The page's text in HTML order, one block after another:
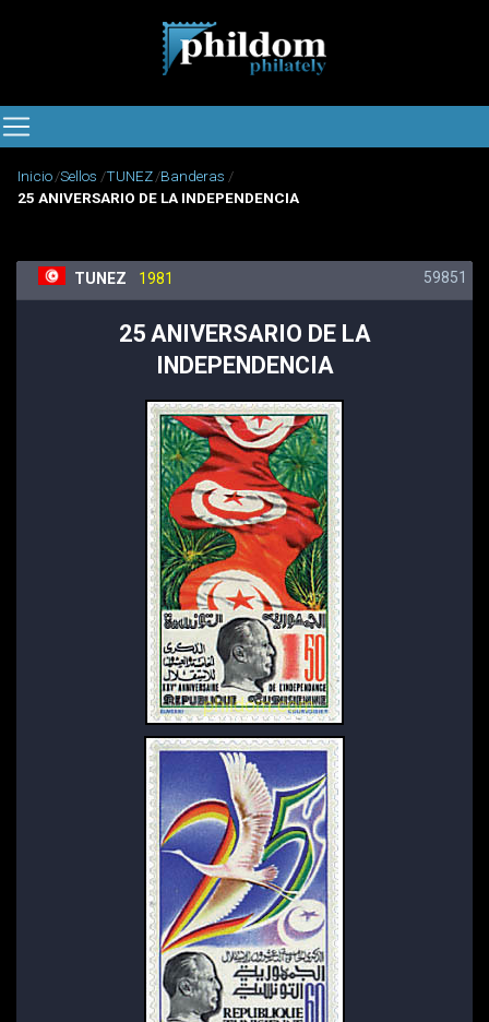
Inicio Sellos TUNEZ Banderas
25 ANIVERSARIO DE LA INDEPENDENCIA
TUNEZ 1981 59851
25 ANIVERSARIO DE LA
INDEPENDENCIA